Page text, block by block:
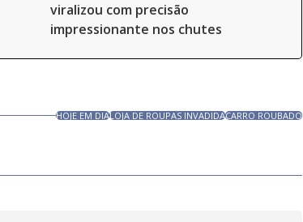
viralizou com precisão
impressionante nos chutes
HOJE EM DIALOJA DE ROUPAS INVADIDACARRO ROUBADO